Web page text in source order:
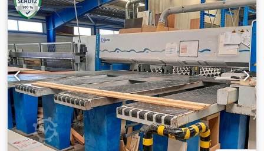
(max.):4’200 mm, Ausstattung:Vorritzer, Die Maschine
befindet sich noch im laufenden Betrieb und ist ab dem
09.10.2026 verfügbar! TECHNISCHE DETAILS Schnittlänge:
4.200 mm Schnittbreite (Programmschieberfahrweg): 3.100
mm Schnitthöhe: 80 mm Sägeblattüberstand: 85 mm Min.
Andrückbreite: 0 mm Max. Andrückbreite: 1.300 mm
Sägeaggregate Hauptsägemotor: 11 kW
Hauptsägeblattdurchmesser: 350 mm Vorritzsägemotor:
1,5 kW Vorritzsägeblattdurchmesser: 180 mm Motorische
Nuteinrichtung: 0–35 mm MASCHINEN-DETAILS Software:
Opti-Cut Display: 17″ TFT Steuerung: Opti-Cut Elektrische
Daten Betriebsspannung: 400 V (+10 % / -5 %)